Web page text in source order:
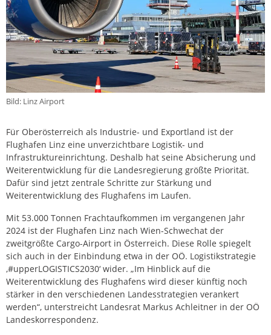
Bild: Linz Airport
Für Oberösterreich als Industrie- und Exportland ist der
Flughafen Linz eine unverzichtbare Logistik- und
Infrastruktureinrichtung. Deshalb hat seine Absicherung und
Weiterentwicklung für die Landesregierung größte Priorität.
Dafür sind jetzt zentrale Schritte zur Stärkung und
Weiterentwicklung des Flughafens im Laufen.
Mit 53.000 Tonnen Frachtaufkommen im vergangenen Jahr
2024 ist der Flughafen Linz nach Wien-Schwechat der
zweitgrößte Cargo-Airport in Österreich. Diese Rolle spiegelt
sich auch in der Einbindung etwa in der OÖ. Logistikstrategie
‚#upperLOGISTICS2030‘ wider. „Im Hinblick auf die
Weiterentwicklung des Flughafens wird dieser künftig noch
stärker in den verschiedenen Landesstrategien verankert
werden“, unterstreicht Landesrat Markus Achleitner in der OÖ
Landeskorrespondenz.